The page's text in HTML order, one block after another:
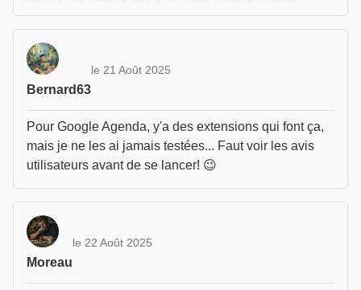
Bernard63
le 21 Août 2025
Pour Google Agenda, y'a des extensions qui font ça,
mais je ne les ai jamais testées... Faut voir les avis
utilisateurs avant de se lancer! 😉
Moreau
le 22 Août 2025